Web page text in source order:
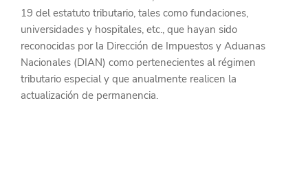
19 del estatuto tributario, tales como fundaciones,
universidades y hospitales, etc., que hayan sido
reconocidas por la Dirección de Impuestos y Aduanas
Nacionales (DIAN) como pertenecientes al régimen
tributario especial y que anualmente realicen la
actualización de permanencia.